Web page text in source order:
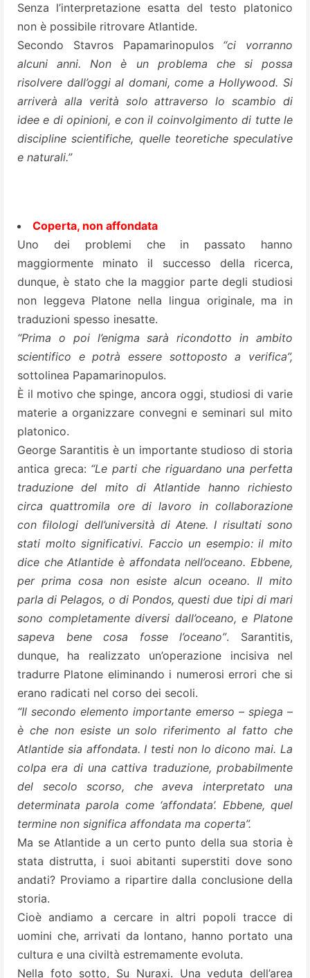
Senza l’interpretazione esatta del testo platonico
non è possibile ritrovare Atlantide.
Secondo Stavros Papamarinopulos “ci vorranno
alcuni anni. Non è un problema che si possa
risolvere dall’oggi al domani, come a Hollywood. Si
arriverà alla verità solo attraverso lo scambio di
idee e di opinioni, e con il coinvolgimento di tutte le
discipline scientifiche, quelle teoretiche speculative
e naturali.”
Coperta, non affondata
Uno dei problemi che in passato hanno
maggiormente minato il successo della ricerca,
dunque, è stato che la maggior parte degli studiosi
non leggeva Platone nella lingua originale, ma in
traduzioni spesso inesatte.
“Prima o poi l’enigma sarà ricondotto in ambito
scientifico e potrà essere sottoposto a verifica”,
sottolinea Papamarinopulos.
È il motivo che spinge, ancora oggi, studiosi di varie
materie a organizzare convegni e seminari sul mito
platonico.
George Sarantitis è un importante studioso di storia
antica greca: “Le parti che riguardano una perfetta
traduzione del mito di Atlantide hanno richiesto
circa quattromila ore di lavoro in collaborazione
con filologi dell’università di Atene. I risultati sono
stati molto significativi. Faccio un esempio: il mito
dice che Atlantide è affondata nell’oceano. Ebbene,
per prima cosa non esiste alcun oceano. Il mito
parla di Pelagos, o di Pondos, questi due tipi di mari
sono completamente diversi dall’oceano, e Platone
sapeva bene cosa fosse l’oceano”. Sarantitis,
dunque, ha realizzato un’operazione incisiva nel
tradurre Platone eliminando i numerosi errori che si
erano radicati nel corso dei secoli.
“Il secondo elemento importante emerso – spiega –
è che non esiste un solo riferimento al fatto che
Atlantide sia affondata. I testi non lo dicono mai. La
colpa era di una cattiva traduzione, probabilmente
del secolo scorso, che aveva interpretato una
determinata parola come ‘affondata’. Ebbene, quel
termine non significa affondata ma coperta”.
Ma se Atlantide a un certo punto della sua storia è
stata distrutta, i suoi abitanti superstiti dove sono
andati? Proviamo a ripartire dalla conclusione della
storia.
Cioè andiamo a cercare in altri popoli tracce di
uomini che, arrivati da lontano, hanno portato una
cultura e una civiltà estremamente evoluta.
Nella foto sotto, Su Nuraxi. Una veduta dell’area